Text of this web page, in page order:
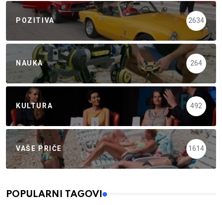
POZITIVA 2634
NAUKA 264
KULTURA 492
VAŠE PRIČE 1614
POPULARNI TAGOVI